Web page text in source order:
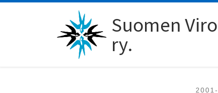
Suomen
ry.